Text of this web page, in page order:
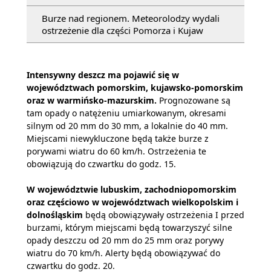
Burze nad regionem. Meteorolodzy wydali
ostrzeżenie dla części Pomorza i Kujaw
Intensywny deszcz ma pojawić się w
województwach pomorskim, kujawsko-pomorskim
oraz w warmińsko-mazurskim. Prognozowane są
tam opady o natężeniu umiarkowanym, okresami
silnym od 20 mm do 30 mm, a lokalnie do 40 mm.
Miejscami niewykluczone będą także burze z
porywami wiatru do 60 km/h. Ostrzeżenia te
obowiązują do czwartku do godz. 15.
W województwie lubuskim, zachodniopomorskim
oraz częściowo w województwach wielkopolskim i
dolnośląskim będą obowiązywały ostrzeżenia I przed
burzami, którym miejscami będą towarzyszyć silne
opady deszczu od 20 mm do 25 mm oraz porywy
wiatru do 70 km/h. Alerty będą obowiązywać do
czwartku do godz. 20.